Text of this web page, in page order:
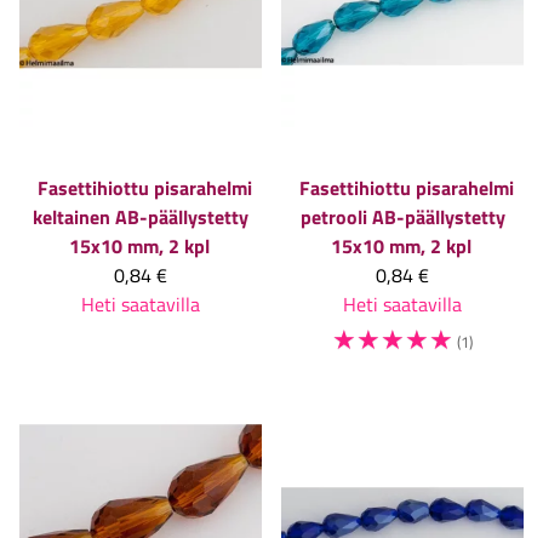
Fasettihiottu pisarahelmi
keltainen AB-päällystetty
15x10 mm, 2 kpl
0,84 €
Heti saatavilla
Fasettihiottu pisarahelmi
petrooli AB-päällystetty
15x10 mm, 2 kpl
0,84 €
Heti saatavilla
☆☆☆☆☆ (1)